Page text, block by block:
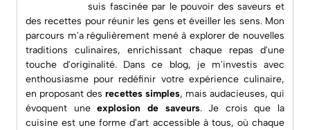
suis fascinée par le pouvoir des saveurs et
des recettes pour réunir les gens et éveiller les sens. Mon
parcours m'a régulièrement mené à explorer de nouvelles
traditions culinaires, enrichissant chaque repas d'une
touche d'originalité. Dans ce blog, je m'investis avec
enthousiasme pour redéfinir votre expérience culinaire,
en proposant des recettes simples, mais audacieuses, qui
évoquent uneexplosion de saveurs. Je crois que la
cuisine est une forme d'art accessible à tous, où chaque